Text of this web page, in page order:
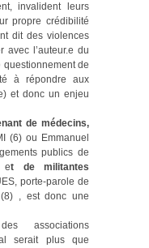
invalident leurs
propre crédibilité
dit des violences
avec l’auteur.e du
questionnement de
à répondre aux
et donc un enjeu
de médecins,
(6) ou Emmanuel
publics de
et de militantes
porte-parole de
(8) , est donc une
associations
serait plus que